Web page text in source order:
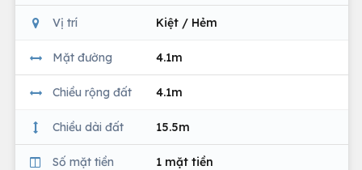
Vị trí Kiệt / Hẻm
Mặt đường 4.1m
Chiều rộng đất 4.1m
Chiều dài đất 15.5m
Số mặt tiền 1 mặt tiền